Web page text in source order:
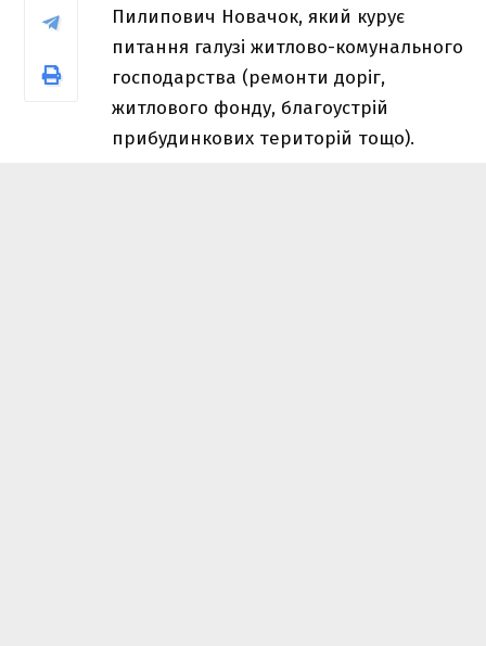
Пилипович Новачок, який курує
питання галузі житлово-комунального
господарства (ремонти доріг,
житлового фонду, благоустрій
прибудинкових територій тощо).